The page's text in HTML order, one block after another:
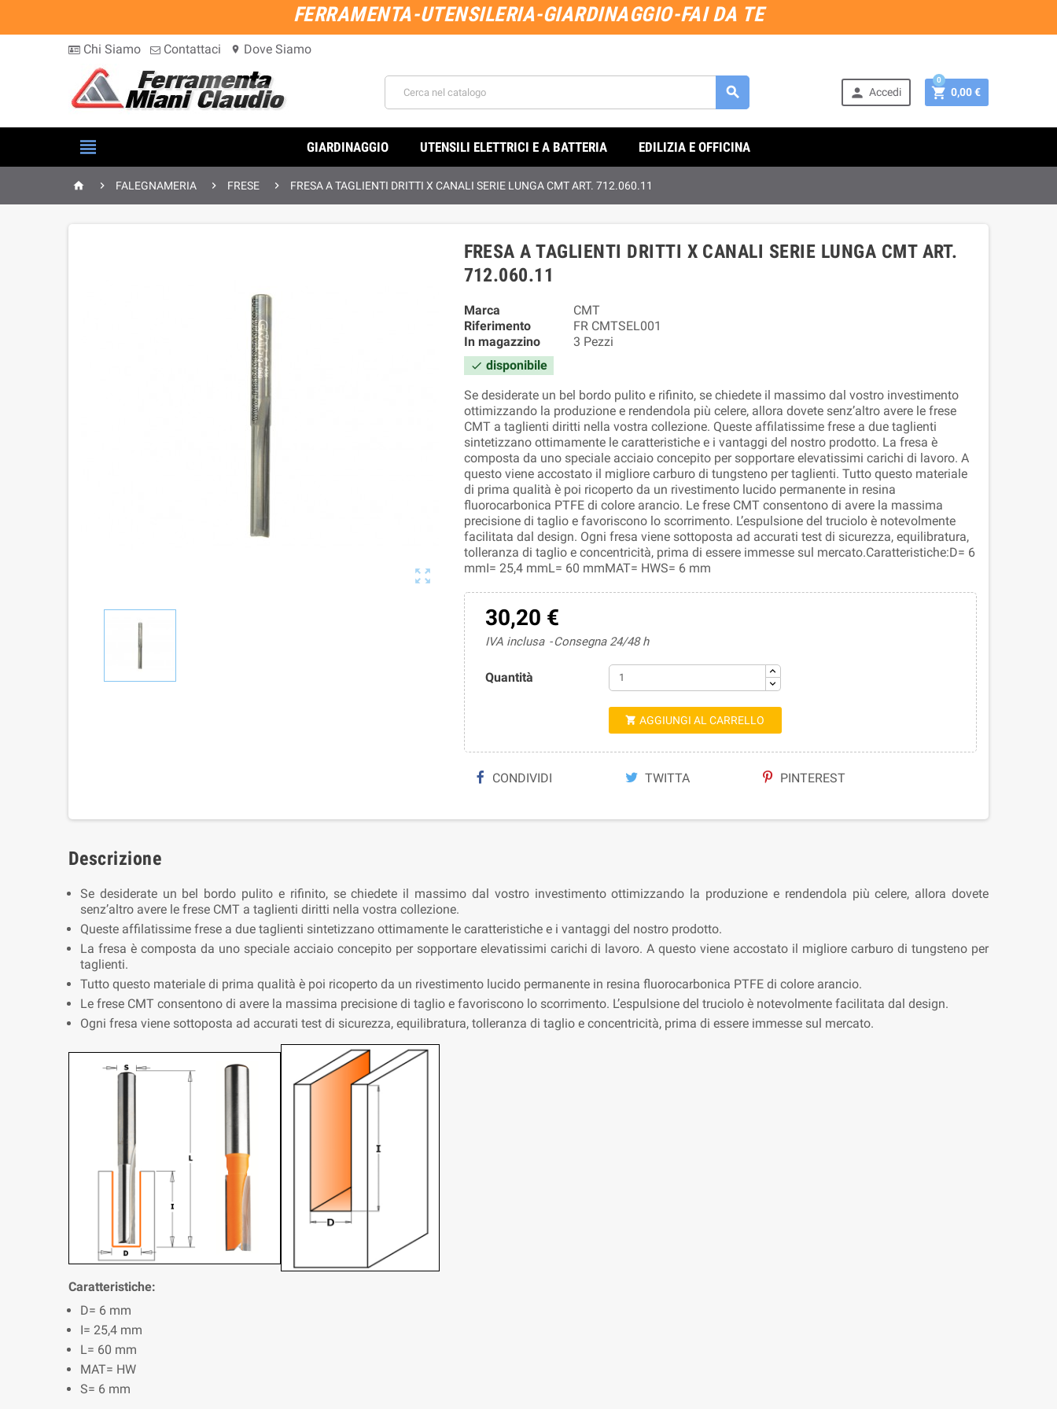
FERRAMENTA-UTENSILERIA-GIARDINAGGIO-FAI DA TE
Chi Siamo Contattaci location_on Dove Siamo
  Accedi  0,00 €
0
 GIARDINAGGIO UTENSILI ELETTRICI E A BATTERIA EDILIZIA E OFFICINA
  FALEGNAMERIA  FRESE  FRESA A TAGLIENTI DRITTI X CANALI SERIE LUNGA CMT ART. 712.060.11

FRESA A TAGLIENTI DRITTI X CANALI SERIE LUNGA CMT ART.
712.060.11
Marca
CMT
Riferimento
FR CMTSEL001
In magazzino
3 Pezzi
 disponibile
Se desiderate un bel bordo pulito e rifinito, se chiedete il massimo dal vostro investimento
ottimizzando la produzione e rendendola più celere, allora dovete senz’altro avere le frese
CMT a taglienti diritti nella vostra collezione. Queste affilatissime frese a due taglienti
sintetizzano ottimamente le caratteristiche e i vantaggi del nostro prodotto. La fresa è
composta da uno speciale acciaio concepito per sopportare elevatissimi carichi di lavoro. A
questo viene accostato il migliore carburo di tungsteno per taglienti. Tutto questo materiale
di prima qualità è poi ricoperto da un rivestimento lucido permanente in resina
fluorocarbonica PTFE di colore arancio. Le frese CMT consentono di avere la massima
precisione di taglio e favoriscono lo scorrimento. L’espulsione del truciolo è notevolmente
facilitata dal design. Ogni fresa viene sottoposta ad accurati test di sicurezza, equilibratura,
tolleranza di taglio e concentricità, prima di essere immesse sul mercato.Caratteristiche:D= 6
mmI= 25,4 mmL= 60 mmMAT= HWS= 6 mm
30,20 €
IVA inclusa Consegna 24/48 h
Quantità
 AGGIUNGI AL CARRELLO
CONDIVIDI TWITTA PINTEREST
Descrizione
Se desiderate un bel bordo pulito e rifinito, se chiedete il massimo dal vostro investimento ottimizzando la produzione e rendendola più celere, allora dovete
senz’altro avere le frese CMT a taglienti diritti nella vostra collezione.
Queste affilatissime frese a due taglienti sintetizzano ottimamente le caratteristiche e i vantaggi del nostro prodotto.
La fresa è composta da uno speciale acciaio concepito per sopportare elevatissimi carichi di lavoro. A questo viene accostato il migliore carburo di tungsteno per
taglienti.
Tutto questo materiale di prima qualità è poi ricoperto da un rivestimento lucido permanente in resina fluorocarbonica PTFE di colore arancio.
Le frese CMT consentono di avere la massima precisione di taglio e favoriscono lo scorrimento. L’espulsione del truciolo è notevolmente facilitata dal design.
Ogni fresa viene sottoposta ad accurati test di sicurezza, equilibratura, tolleranza di taglio e concentricità, prima di essere immesse sul mercato.
Caratteristiche:
D= 6 mm
I= 25,4 mm
L= 60 mm
MAT= HW
S= 6 mm